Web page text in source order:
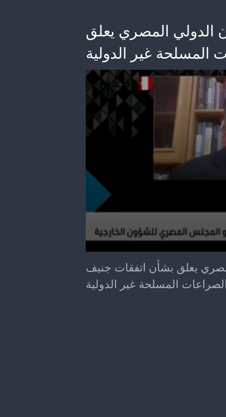
الدولي المصري يعلق
المسلحة غير الدولية
0
seconds
minute,
seconds
يعلق بشأن اتفقات جنيف